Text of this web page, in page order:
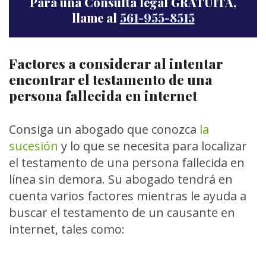
llame al 561-955-8515
Factores a considerar al intentar
encontrar el testamento de una
persona fallecida en internet
Consiga un abogado que conozca la
sucesión y lo que se necesita para localizar
el testamento de una persona fallecida en
línea sin demora. Su abogado tendrá en
cuenta varios factores mientras le ayuda a
buscar el testamento de un causante en
internet, tales como: